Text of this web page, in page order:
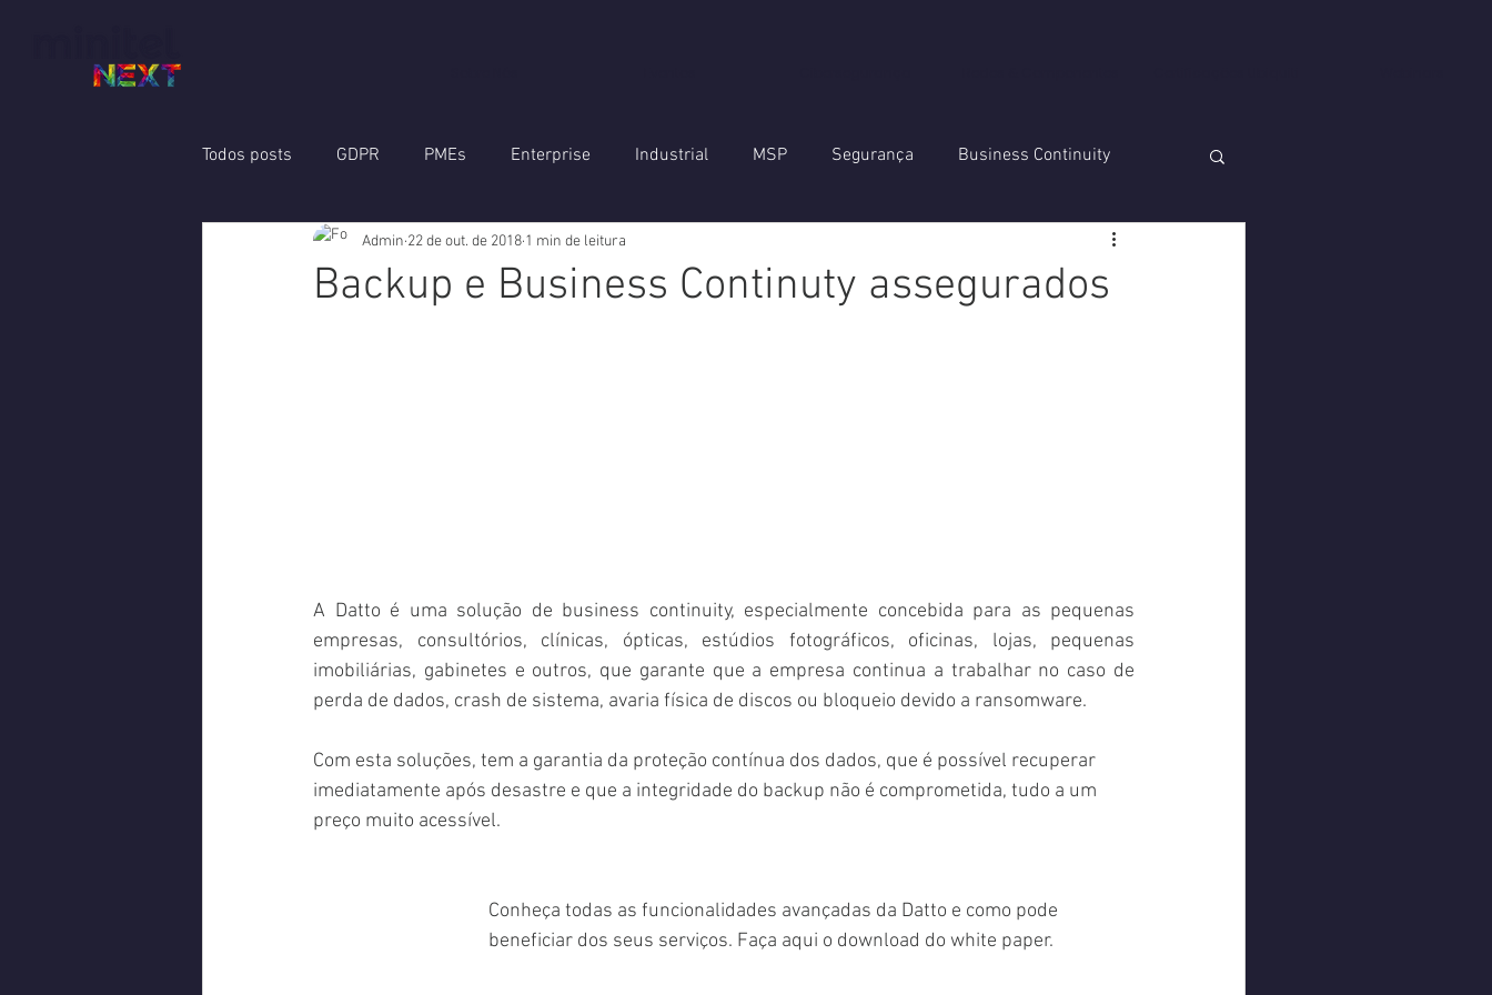
Todos posts GDPR PMEs Enterprise Industrial MSP Segurança Business Continuity
Mobilidade Backup Automação Networking
Backup e Business Continuty assegurados
Admin 22 de out. de 2018 1 min de leitura
A Datto é uma solução de business continuity, especialmente concebida para as pequenas
empresas, consultórios, clínicas, ópticas, estúdios fotográficos, oficinas, lojas, pequenas
imobiliárias, gabinetes e outros, que garante que a empresa continua a trabalhar no caso de
perda de dados, crash de sistema, avaria física de discos ou bloqueio devido a ransomware.
Com esta soluções, tem a garantia da proteção contínua dos dados, que é possível recuperar
imediatamente após desastre e que a integridade do backup não é comprometida, tudo a um
preço muito acessível.
Conheça todas as funcionalidades avançadas da Datto e como pode
beneficiar dos seus serviços. Faça aqui o download do white paper.